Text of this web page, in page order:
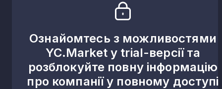
Ознайомтесь з можливостями
YC.Market у trial-версії та
розблокуйте повну інформацію
про компанії у повному доступі